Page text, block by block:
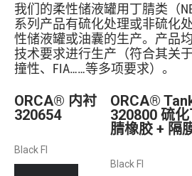
我们的柔性储液罐用丁腈类（
系列产品有硫化处理或非硫化
性储液罐或油囊的生产。产品
技术要求进行生产（符合其关
撞性、FIA……等多项要求）。
ORCA® 内衬
320654
Black FI
ORCA®
320800 硫
腈橡胶 + 隔
Black FI